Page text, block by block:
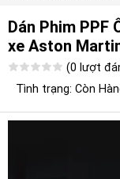
Dán Phim PPF
xe Aston
(0 lượt
Tình trạng: Còn